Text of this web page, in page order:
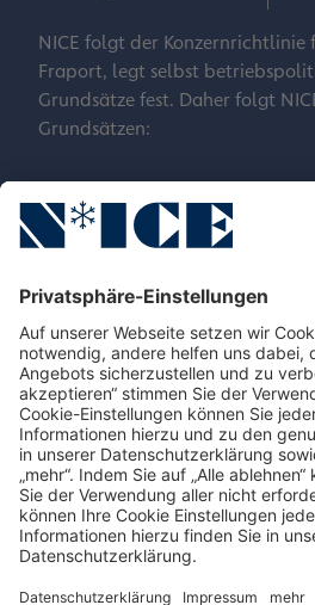
NICE folgt der Konzernrichtlinie
Fraport, legt selbst
Grundsätze fest. Daher folgt
Grundsätzen:
Sites
Service
NICE Aircraft Services & Support